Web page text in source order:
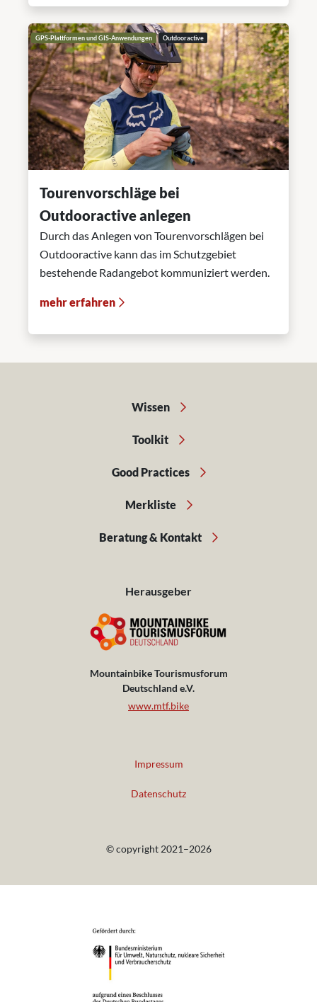
GPS-Plattformen und GIS-Anwendungen Outdooractive
Tourenvorschläge bei
Outdooractive anlegen
Durch das Anlegen von Tourenvorschlägen bei
Outdooractive kann das im Schutzgebiet
bestehende Radangebot kommuniziert werden.
mehr erfahren
Wissen
Toolkit
Good Practices
Merkliste
Beratung & Kontakt
Herausgeber
Mountainbike Tourismusforum
Deutschland e.V.
www.mtf.bike
Impressum
Datenschutz
© copyright 2021–2026